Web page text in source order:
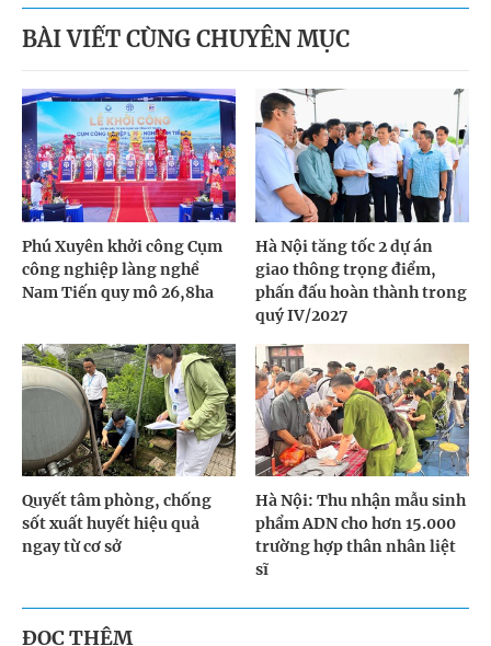
BÀI VIẾT CÙNG CHUYÊN MỤC
Phú Xuyên khởi công Cụm
công nghiệp làng nghề
Nam Tiến quy mô 26,8ha
Hà Nội tăng tốc 2 dự án
giao thông trọng điểm,
phấn đấu hoàn thành trong
quý IV/2027
Quyết tâm phòng, chống
sốt xuất huyết hiệu quả
ngay từ cơ sở
Hà Nội: Thu nhận mẫu sinh
phẩm ADN cho hơn 15.000
trường hợp thân nhân liệt
sĩ
ĐỌC THÊM